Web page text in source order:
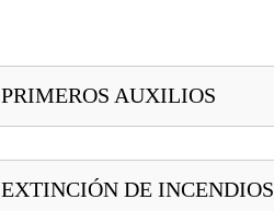
PRIMEROS AUXILIOS
EXTINCIÓN DE INCENDIOS